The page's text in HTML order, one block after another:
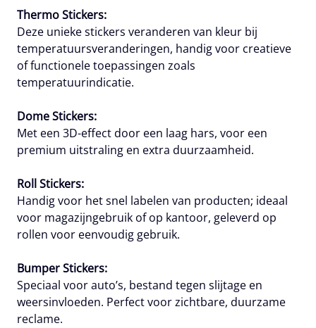
Thermo Stickers:
Deze unieke stickers veranderen van kleur bij
temperatuursveranderingen, handig voor creatieve
of functionele toepassingen zoals
temperatuurindicatie.
Dome Stickers:
Met een 3D-effect door een laag hars, voor een
premium uitstraling en extra duurzaamheid.
Roll Stickers:
Handig voor het snel labelen van producten; ideaal
voor magazijngebruik of op kantoor, geleverd op
rollen voor eenvoudig gebruik.
Bumper Stickers:
Speciaal voor auto’s, bestand tegen slijtage en
weersinvloeden. Perfect voor zichtbare, duurzame
reclame.